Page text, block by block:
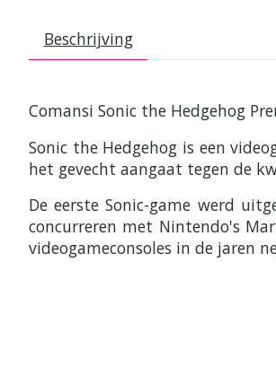
Beschrijving
Comansi Sonic the Hedgehog
Sonic the Hedgehog is een
het gevecht aangaat tegen de
De eerste Sonic-game werd
concurreren met Nintendo's
videogameconsoles in de jaren